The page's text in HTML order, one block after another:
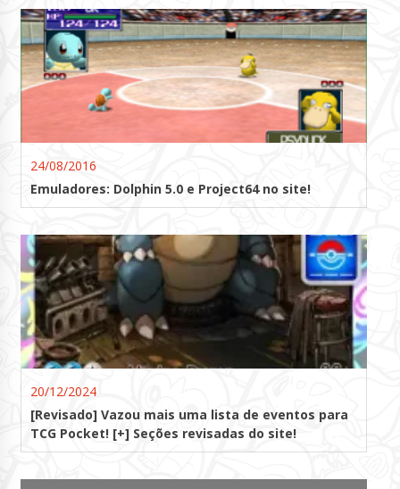
24/08/2016
Emuladores: Dolphin 5.0 e Project64 no site!
20/12/2024
[Revisado] Vazou mais uma lista de eventos para
TCG Pocket! [+] Seções revisadas do site!